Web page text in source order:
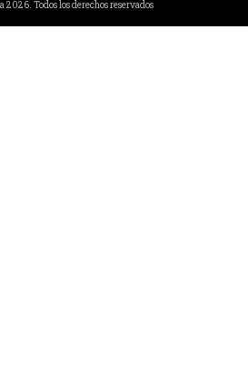
2026. Todos los derechos reservados